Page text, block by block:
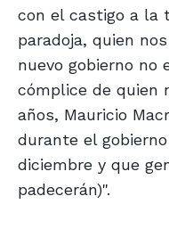
con el castigo a la
paradoja, quien
nuevo gobierno no
cómplice de quien
años, Mauricio
durante el
diciembre y que
padecerán)".